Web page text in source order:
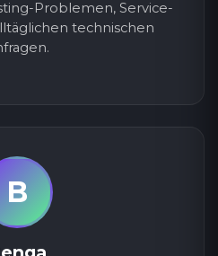
Problemen, Service-
technischen
B